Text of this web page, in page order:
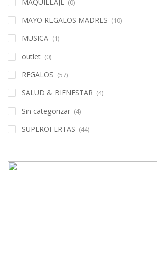
(0)
MAYO REGALOS MADRES (10)
MUSICA (1)
outlet (0)
REGALOS (57)
SALUD & BIENESTAR (4)
Sin categorizar (4)
SUPEROFERTAS (44)